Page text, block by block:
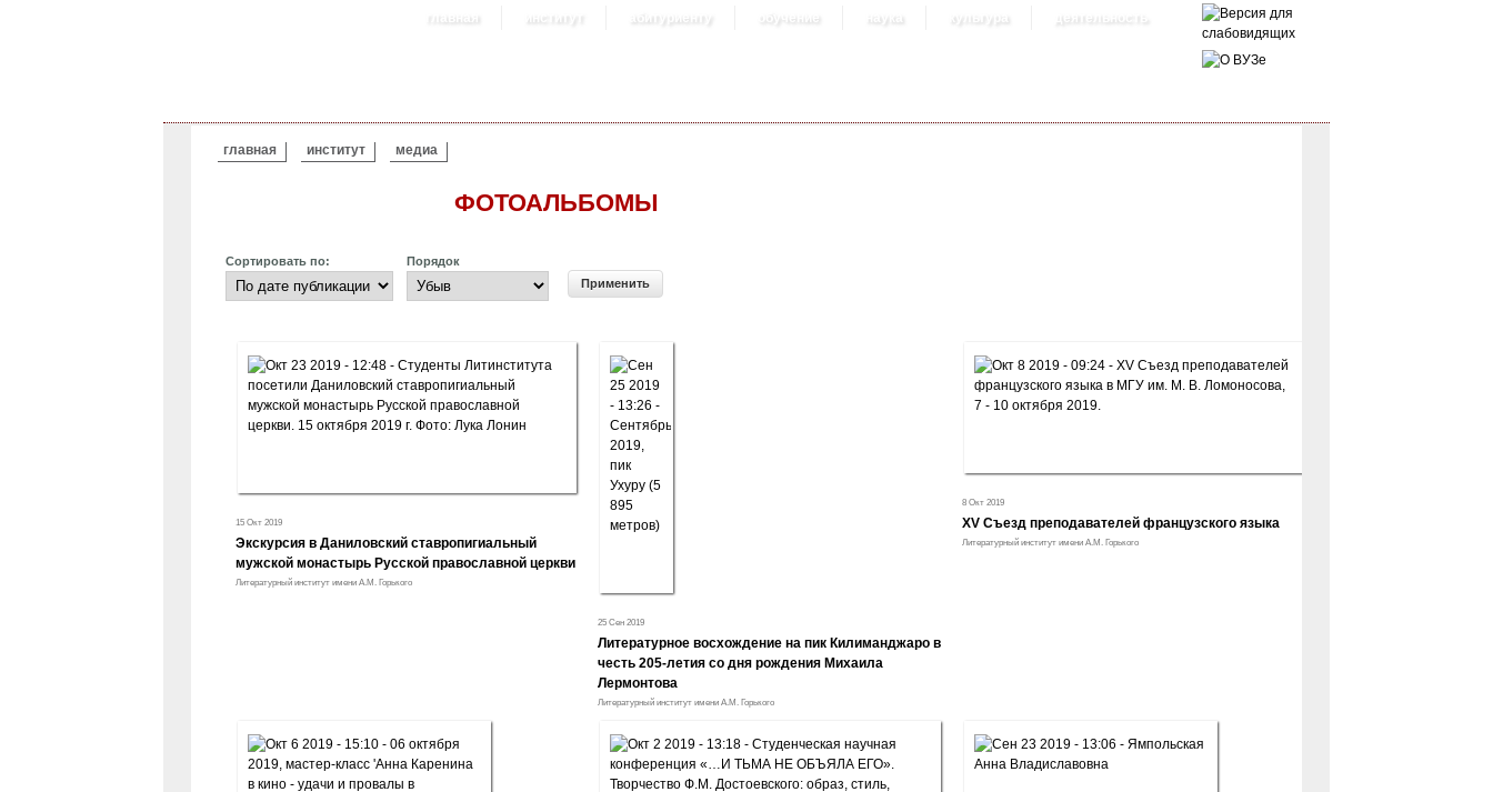
главная институт абитуриенту обучение наука культура деятельность
ВЫ ЗДЕСЬ
главная институт медиа
ФОТОАЛЬБОМЫ
Сортировать по: Порядок
15 Окт 2019
Экскурсия в Даниловский ставропигиальный
мужской монастырь Русской православной церкви
Литературный институт имени А.М. Горького
25 Сен 2019
Литературное восхождение на пик Килиманджаро в
честь 205-летия со дня рождения Михаила
Лермонтова
Литературный институт имени А.М. Горького
8 Окт 2019
XV Съезд преподавателей французского языка
Литературный институт имени А.М. Горького